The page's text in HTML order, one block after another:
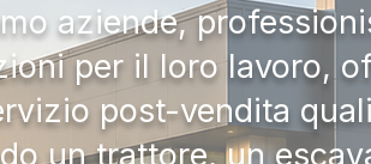
aziende,
per il loro lavoro,
post-vendita
un trattore, un